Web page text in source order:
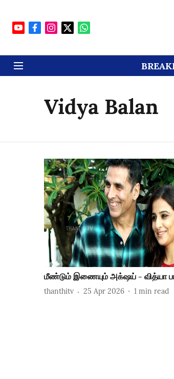
Vidya Balan
மீண்டும் இணையும் அக்‌ஷய் - வித்யா
thanthitv 25 Apr 2026 1 min read